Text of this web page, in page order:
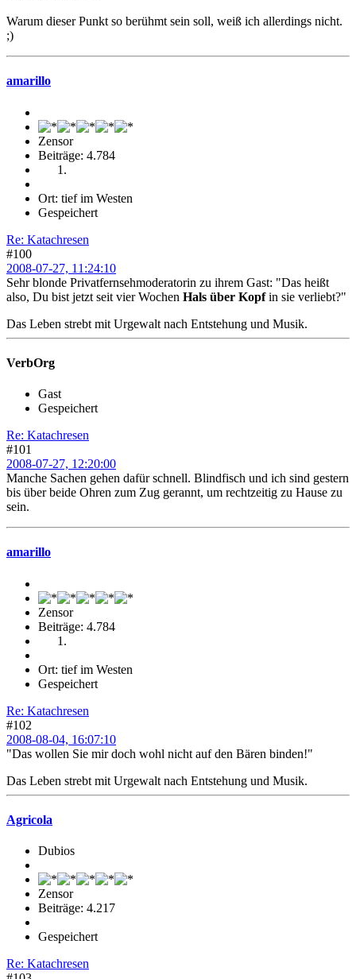
Warum dieser Punkt so berühmt sein soll, weiß ich allerdings nicht.
;)
amarillo
Zensor
Beiträge: 4.784
Ort: tief im Westen
Gespeichert
Re: Katachresen
#100
2008-07-27, 11:24:10
Sehr blonde Privatfernsehmoderatorin zu ihrem Gast: "Das heißt
also, Du bist jetzt seit vier Wochen Hals über Kopfin sie verliebt?"
Das Leben strebt mit Urgewalt nach Entstehung und Musik.
VerbOrg
Gast
Gespeichert
Re: Katachresen
#101
2008-07-27, 12:20:00
Manche Sachen gehen dafür schnell. Blindfisch und ich sind gestern
bis über beide Ohren zum Zug gerannt, um rechtzeitig zu Hause zu
sein.
amarillo
Zensor
Beiträge: 4.784
Ort: tief im Westen
Gespeichert
Re: Katachresen
#102
2008-08-04, 16:07:10
"Das wollen Sie mir doch wohl nicht auf den Bären binden!"
Das Leben strebt mit Urgewalt nach Entstehung und Musik.
Agricola
Dubios
Zensor
Beiträge: 4.217
Gespeichert
Re: Katachresen